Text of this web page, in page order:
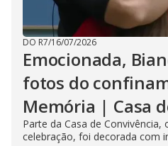
DO R7/16/07/2026
Emocionada,
fotos do
Memória | Casa
Parte da Casa de Convivência,
celebração, foi decorada com